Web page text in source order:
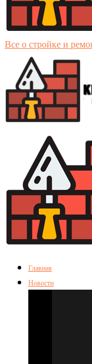
Все о стройке и
Главная
Новости